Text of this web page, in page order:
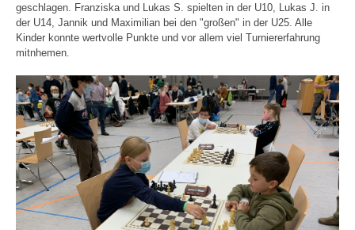
geschlagen. Franziska und Lukas S. spielten in der U10, Lukas J. in
der U14, Jannik und Maximilian bei den "großen" in der U25. Alle
Kinder konnte wertvolle Punkte und vor allem viel Turniererfahrung
mitnhemen.